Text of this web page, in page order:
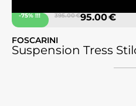
-75% !!! 395.00 €95.00 €
FOSCARINI
Suspension Tress